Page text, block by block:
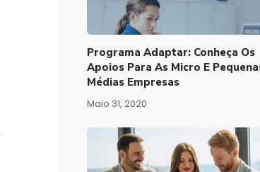
Programa Adaptar: Conheça Os
Apoios Para As Micro E
Médias Empresas
Maio 31, 2020